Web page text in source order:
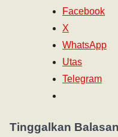
Facebook
X
WhatsApp
Utas
Telegram
Tinggalkan Balasan